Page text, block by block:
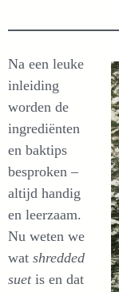
Na een leuke
inleiding
worden de
ingrediënten
en baktips
besproken –
altijd handig
en leerzaam.
Nu weten we
wat shredded
suetis en dat